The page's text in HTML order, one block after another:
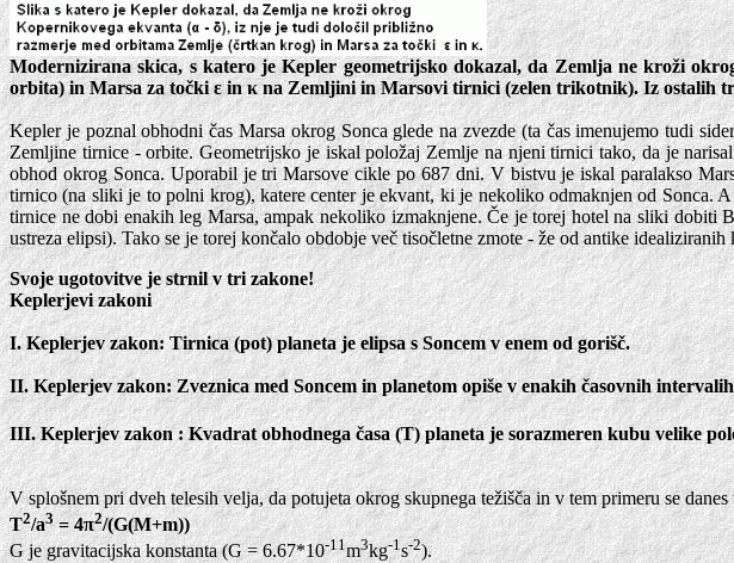
Modernizirana skica, s katero je Kepler geometrijsko dokazal, da Zemlja ne kroži
orbita) in Marsa za točki ε in κ na Zemljini in Marsovi tirnici (zelen trikotnik). Iz ostalih
Kepler je poznal obhodni čas Marsa okrog Sonca glede na zvezde (ta čas imenujemo tudi
Zemljine tirnice - orbite. Geometrijsko je iskal položaj Zemlje na njeni tirnici tako, da je
obhod okrog Sonca. Uporabil je tri Marsove cikle po 687 dni. V bistvu je iskal paralakso
tirnico (na sliki je to polni krog), katere center je ekvant, ki je nekoliko odmaknjen od Sonca.
tirnice ne dobi enakih leg Marsa, ampak nekoliko izmaknjene. Če je torej hotel na sliki
ustreza elipsi). Tako se je torej končalo obdobje več tisočletne zmote - že od antike
Svoje ugotovitve je strnil v tri zakone!
Keplerjevi zakoni
I. Keplerjev zakon: Tirnica (pot) planeta je elipsa s Soncem v enem od gorišč.
II. Keplerjev zakon: Zveznica med Soncem in planetom opiše v enakih časovnih
III. Keplerjev zakon : Kvadrat obhodnega časa (T) planeta je sorazmeren kubu velike
V splošnem pri dveh telesih velja, da potujeta okrog skupnega težišča in v tem primeru se
T2/a3 = 4π2/(G(M+m))
G je gravitacijska konstanta (G = 6.67*10-11m3kg-1s-2).